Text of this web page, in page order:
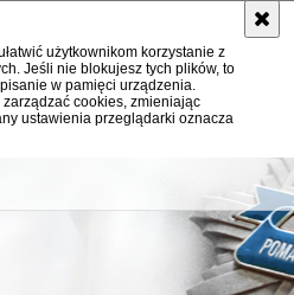
użytkownikom korzystanie z
Jeśli nie blokujesz tych plików, to
w pamięci urządzenia.
cookies, zmieniając
ustawienia przeglądarki oznacza